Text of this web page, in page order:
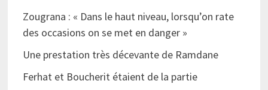
Zougrana : « Dans le haut niveau, lorsqu’on rate
des occasions on se met en danger »
Une prestation très décevante de Ramdane
Ferhat et Boucherit étaient de la partie